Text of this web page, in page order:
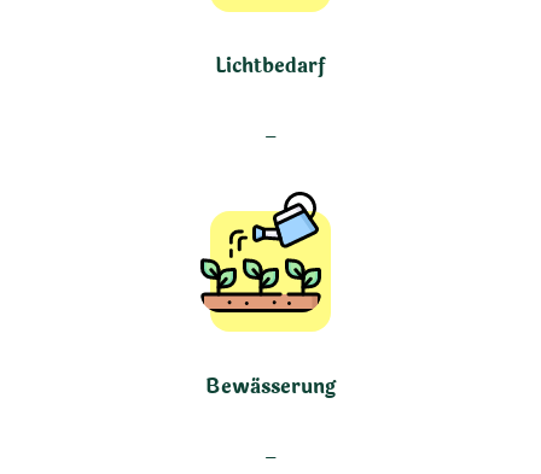
Lichtbedarf
–
Bewässerung
–